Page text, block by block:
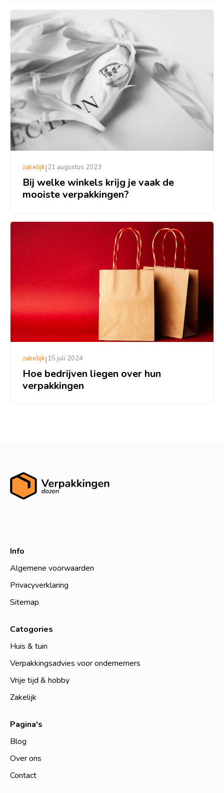
zakelijk|21 augustus 2023
Bij welke winkels krijg je vaak de
mooiste verpakkingen?
zakelijk|15 juli 2024
Hoe bedrijven liegen over hun
verpakkingen
Info
Algemene voorwaarden
Privacyverklaring
Sitemap
Catogories
Huis & tuin
Verpakkingsadvies voor ondernemers
Vrije tijd & hobby
Zakelijk
Pagina's
Blog
Over ons
Contact